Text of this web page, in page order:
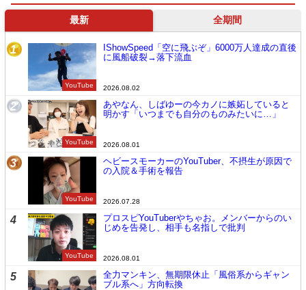
最新 全期間
1
YouTube
IShowSpeed「空に飛ぶぞ」6000万人達成の直後
に風船破裂→落下流血
2026.08.02
2
YouTube
あやなん、しばゆーの今カノに嫉妬していると
明かす「いつまでも自分のものみたいに…」
2026.08.01
3
YouTube
ヘビースモーカーのYouTuber、不摂生が原因で
の入院＆手術を報告
2026.07.28
4
YouTube
プロスピYouTuberやちゃお。メンバーからのい
じめを告発し、相手も名指しで批判
2026.08.01
5
全力マンキン、無期限休止「風俗系からギャン
ブル系へ」方向転換